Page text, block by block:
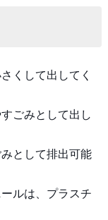
くして出してく
ごみとして出し
として排出可能
ルは、プラスチ